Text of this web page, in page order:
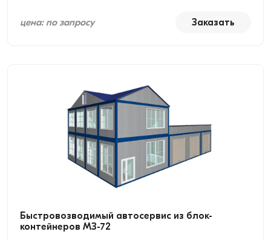
цена: по запросу Заказать
Быстровозводимый автосервис из блок-
контейнеров МЗ-72